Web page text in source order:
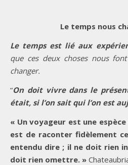
Le temps nous
Le temps est lié aux
que ces deux choses nous
changer.
“On doit vivre dans le
était, si l’on sait qui l’on est
« Un voyageur est une
est de raconter fidèlement ce
entendu dire ; il ne doit rien
doit rien omettre. »